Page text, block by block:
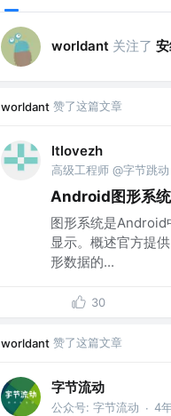
worldant 关注了
worldant 赞了这篇文章
ltlovezh
高级工程师 @字节跳动
Android图形系
图形系统是Android
显示。概述官方提
形数据的...
30
worldant 赞了这篇文章
字节流动
公众号: 字节流动 · 4